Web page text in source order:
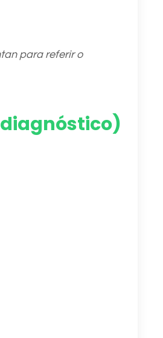
para referir o